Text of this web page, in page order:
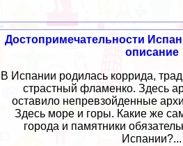
Достопримечательности
описание
В Испании родилась коррида,
страстный фламенко. Здесь
оставило непревзойденные
Здесь море и горы. Какие же
города и памятники
Испании?...